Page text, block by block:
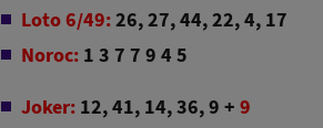
Loto 6/49:26, 27, 44, 22, 4, 17
Noroc:1 3 7 7 9 4 5
Joker:12, 41, 14, 36, 9 + 9